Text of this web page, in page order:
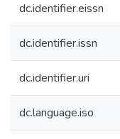
dc.identifier.eissn
dc.identifier.issn
dc.identifier.uri
dc.language.iso